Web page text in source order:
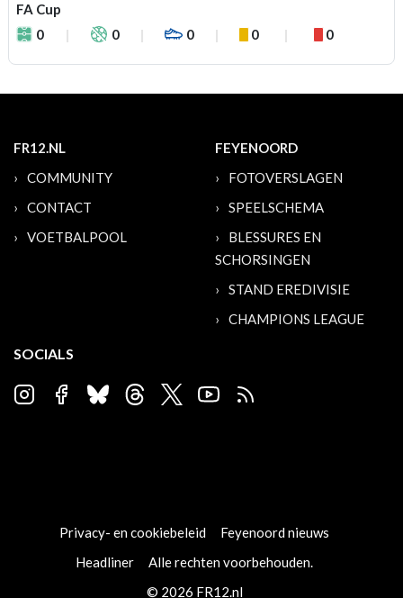
FA Cup
0
0 0 0 0
FR12.NL
COMMUNITY
CONTACT
VOETBALPOOL
FEYENOORD
FOTOVERSLAGEN
SPEELSCHEMA
BLESSURES EN
SCHORSINGEN
STAND EREDIVISIE
CHAMPIONS LEAGUE
SOCIALS
Privacy- en cookiebeleid
Feyenoord nieuws
Headliner
Alle rechten voorbehouden.
© 2026 FR12.nl